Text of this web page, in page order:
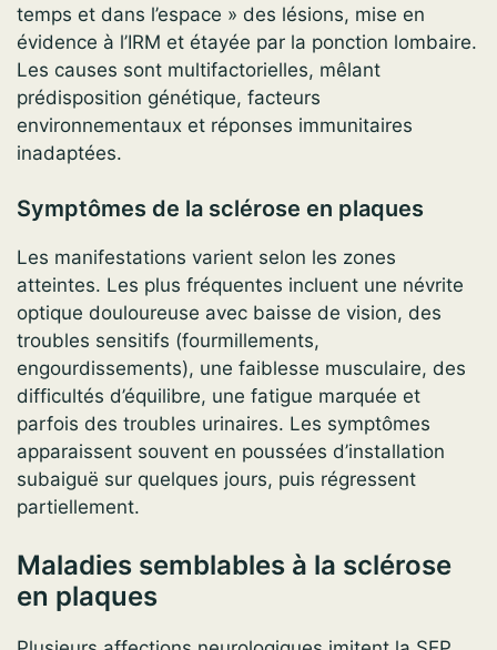
temps et dans l’espace » des lésions, mise en
évidence à l’IRM et étayée par la ponction lombaire.
Les causes sont multifactorielles, mêlant
prédisposition génétique, facteurs
environnementaux et réponses immunitaires
inadaptées.
Symptômes de la sclérose en plaques
Les manifestations varient selon les zones
atteintes. Les plus fréquentes incluent une névrite
optique douloureuse avec baisse de vision, des
troubles sensitifs (fourmillements,
engourdissements), une faiblesse musculaire, des
difficultés d’équilibre, une fatigue marquée et
parfois des troubles urinaires. Les symptômes
apparaissent souvent en poussées d’installation
subaiguë sur quelques jours, puis régressent
partiellement.
Maladies semblables à la sclérose
en plaques